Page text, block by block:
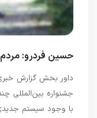
حسین فردرو: مردم
داور بخش گزارش
جشنواره بین‌المللی
با وجود سیستم